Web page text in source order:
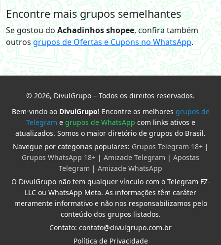
Encontre mais grupos semelhantes
Se gostou doAchadinhos shopee, confira também
outrosgrupos de Ofertas e Cupons no WhatsApp.
© 2026, DivulGrupo – Todos os direitos reservados.
Bem-vindo ao DivulGrupo! Encontre os melhores grupos de
Telegram e grupos de WhatsApp com links ativos e
atualizados. Somos o maior diretório de grupos do Brasil.
Navegue por categorias populares: Grupos Telegram 18+|
Grupos WhatsApp 18+ | Amizade Telegram | Apostas
Telegram | Amizade WhatsApp
O DivulGrupo não tem qualquer vínculo com o Telegram FZ-
LLC ou WhatsApp Meta. As informações têm caráter
meramente informativo e não nos responsabilizamos pelo
conteúdo dos grupos listados.
Contato: contato@divulgrupo.com.br
Política de Privacidade